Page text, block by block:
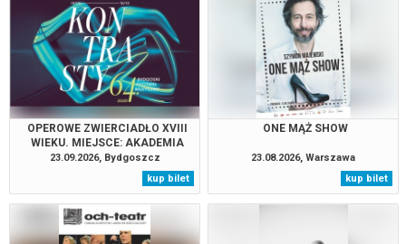
OPEROWE ZWIERCIADŁO XVIII
WIEKU. MIEJSCE: AKADEMIA
MUZYCZNA W BYDGOSZCZY
23.09.2026, Bydgoszcz
kup bilet
ONE MĄŻ SHOW
23.08.2026, Warszawa
kup bilet